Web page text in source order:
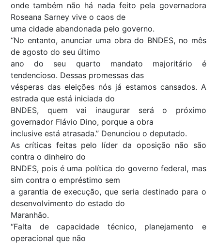
onde também não há nada feito pela governadora
Roseana Sarney vive o caos de
uma cidade abandonada pelo governo.
“No entanto, anunciar uma obra do BNDES, no mês
de agosto do seu último
ano do seu quarto mandato majoritário é
tendencioso. Dessas promessas das
vésperas das eleições nós já estamos cansados. A
estrada que está iniciada do
BNDES, quem vai inaugurar será o próximo
governador Flávio Dino, porque a obra
inclusive está atrasada.” Denunciou o deputado.
As críticas feitas pelo líder da oposição não são
contra o dinheiro do
BNDES, pois é uma política do governo federal, mas
sim contra o empréstimo sem
a garantia de execução, que seria destinado para o
desenvolvimento do estado do
Maranhão.
“Falta de capacidade técnico, planejamento e
operacional que não